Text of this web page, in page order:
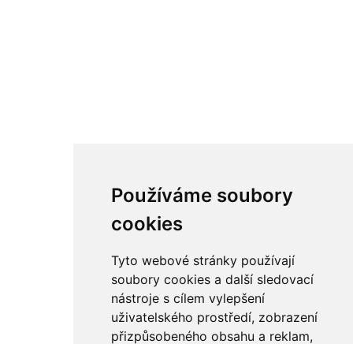
Používáme soubory
cookies
Tyto webové stránky používají
soubory cookies a další sledovací
nástroje s cílem vylepšení
uživatelského prostředí, zobrazení
přizpůsobeného obsahu a reklam,